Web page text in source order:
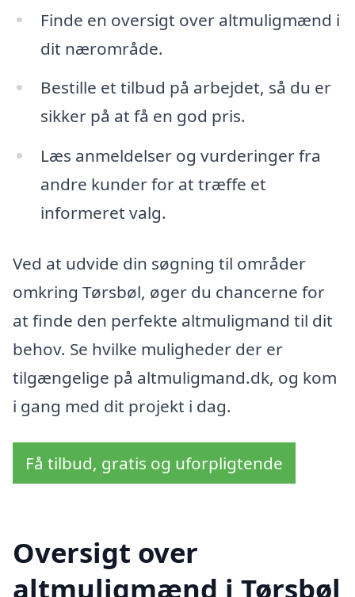
Finde en oversigt over altmuligmænd i
dit nærområde.
Bestille et tilbud på arbejdet, så du er
sikker på at få en god pris.
Læs anmeldelser og vurderinger fra
andre kunder for at træffe et
informeret valg.
Ved at udvide din søgning til områder
omkring Tørsbøl, øger du chancerne for
at finde den perfekte altmuligmand til dit
behov. Se hvilke muligheder der er
tilgængelige på altmuligmand.dk, og kom
i gang med dit projekt i dag.
Få tilbud, gratis og uforpligtende
Oversigt over
altmuligmænd i Tørsbøl